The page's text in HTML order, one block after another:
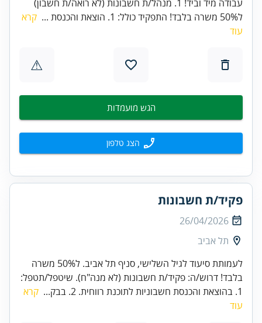
עבודה מיד וביד! 1. מנהל/ת חשבונות (לא רואה/ת חשבון)
ל50% משרה בלבד! התפקיד כולל: 1. הוצאת והכנסת ...
קרא
עוד
⚠
הגש מועמדות
הצג טלפון
פקיד/ת חשבונות
26/04/2026
תל אביב
לעמותת סיעוד לגיל השלישי, סניף תל אביב. ל50% משרה
בלבד! דרוש/ה: פקיד/ת חשבונות (לא מנה"ח). שיטפל/תטפל:
1. בהוצאת והכנסת חשבוניות לתוכנת רווחית. 2. בבק...
קרא
עוד